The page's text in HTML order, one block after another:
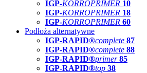
IGP-KORROPRIMER 10
IGP-KORROPRIMER 18
IGP-KORROPRIMER 60
Podłoża alternatywne
IGP-RAPID®complete 87
IGP-RAPID®complete 88
IGP-RAPID®primer 85
IGP-RAPID®top 38